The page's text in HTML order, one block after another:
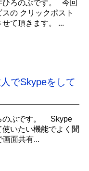
ひろのぶです。 今回
の クリックポスト
て頂きます。 ...
でSkypeをして
のぶです。 Skype
いたい機能でよく聞
画面共有...